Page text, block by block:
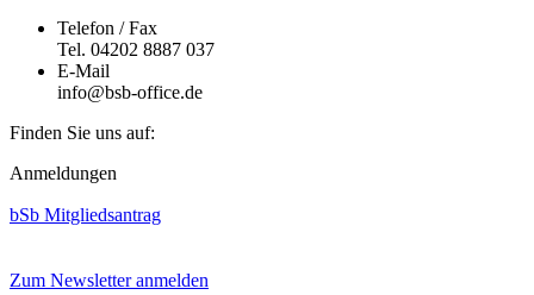
Telefon / Fax
Tel. 04202 8887 037
E-Mail
info@bsb-office.de
Finden Sie uns auf:
Facebook
opens
window
Linkedin
opens
window
Instagram
opens
window
Anmeldungen
bSb Mitgliedsantrag
Zum Newsletter anmelden